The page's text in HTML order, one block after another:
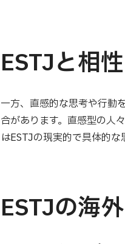
ESTJと相
一方、直感的な思考や行動
合があります。直感型の人
はESTJの現実的で具体的な
ESTJの海